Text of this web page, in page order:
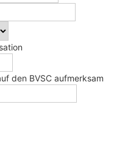
den BVSC aufmerksam